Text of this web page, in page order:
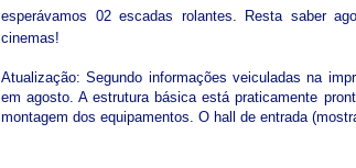
esperávamos 02 escadas rolantes. Resta saber
cinemas!
Atualização: Segundo informações veiculadas na
em agosto. A estrutura básica está praticamente
montagem dos equipamentos. O hall de entrada